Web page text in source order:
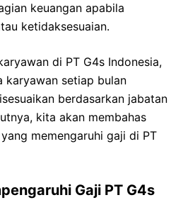
keuangan apabila
ketidaksesuaian.
di PT G4s Indonesia,
karyawan setiap bulan
berdasarkan jabatan
kita akan membahas
memengaruhi gaji di PT
Gaji PT G4s